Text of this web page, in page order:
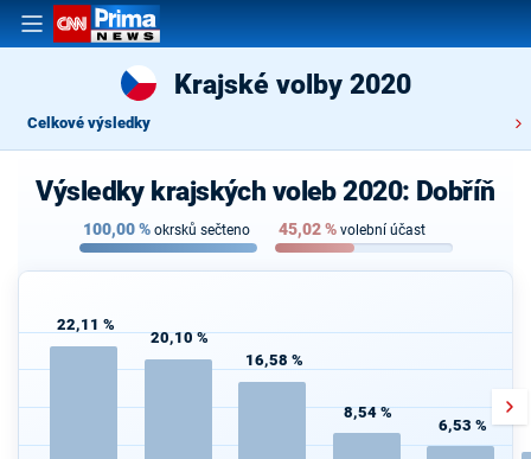
Krajské volby 2020
Celkové výsledky
Výsledky krajských voleb 2020: Dobříň
100,00% okrsků sečteno 45,02% volební účast
22,11 %
20,10 %
16,58 %
8,54 %
6,53 %